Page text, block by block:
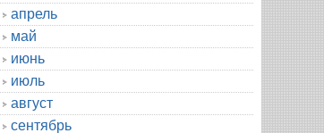
апрель
май
июнь
июль
август
сентябрь